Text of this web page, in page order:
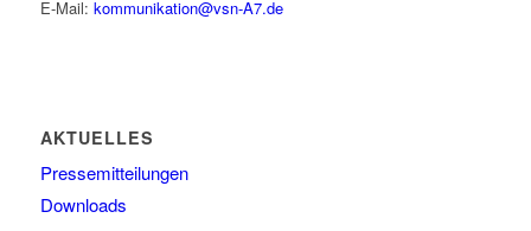
E-Mail: kommunikation@vsn-A7.de
AKTUELLES
Pressemitteilungen
Downloads